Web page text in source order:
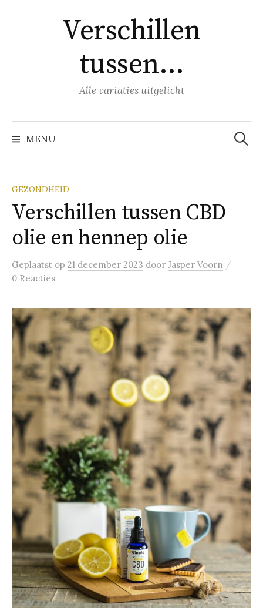
Verschillen
tussen…
Alle variaties uitgelicht
MENU
Zoeken
naar:
GEZONDHEID
Verschillen tussen CBD
olie en hennep olie
Geplaatst op 21 december 2023 door Jasper Voorn /
0 Reacties